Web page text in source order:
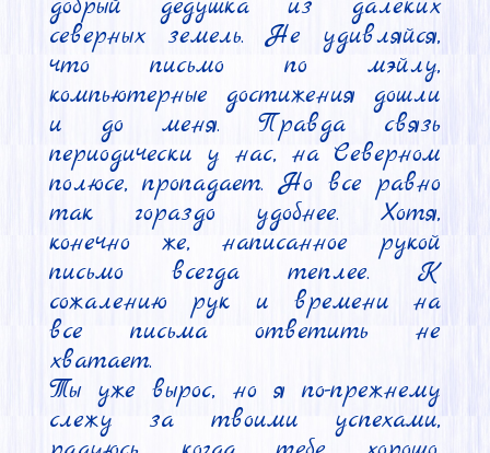
северных земель. Не удивляйся,
что письмо по мэйлу,
компьютерные достижения дошли
и до меня. Правда связь
периодически у нас, на Северном
полюсе, пропадает. Но все равно
так гораздо удобнее. Хотя,
конечно же, написанное рукой
письмо всегда теплее. К
сожалению рук и времени на
все письма ответить не
хватает.
Ты уже вырос, но я по-прежнему
слежу за твоими успехами,